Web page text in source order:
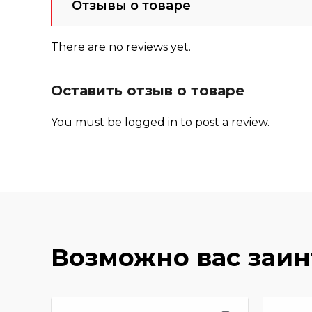
Отзывы о товаре
There are no reviews yet.
Оставить отзыв о товаре
You must be logged in to post a review.
Возможно вас